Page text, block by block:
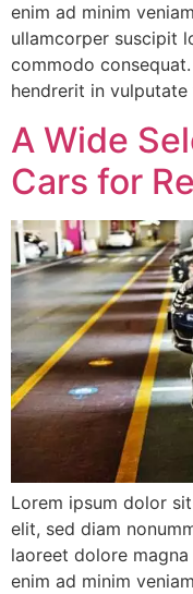
enim ad minim
ullamcorper suscipit
commodo
hendrerit in
A Wide
Cars for
Lorem ipsum dolor
elit, sed diam
laoreet dolore
enim ad minim